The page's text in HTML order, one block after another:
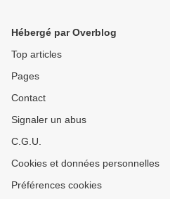
Hébergé par Overblog
Top articles
Pages
Contact
Signaler un abus
C.G.U.
Cookies et données personnelles
Préférences cookies